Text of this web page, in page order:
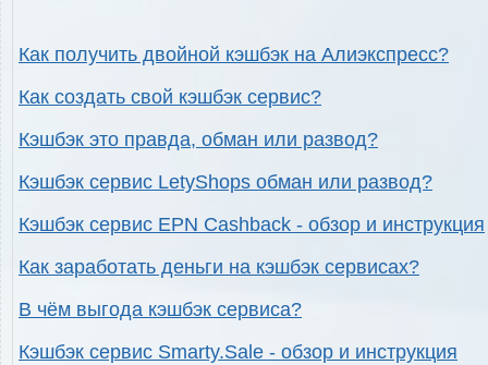
Как получить двойной кэшбэк на Алиэкспресс?
Как создать свой кэшбэк сервис?
Кэшбэк это правда, обман или развод?
Кэшбэк сервис LetyShops обман или развод?
Кэшбэк сервис EPN Cashback - обзор и инструкция
Как заработать деньги на кэшбэк сервисах?
В чём выгода кэшбэк сервиса?
Кэшбэк сервис Smarty.Sale - обзор и инструкция